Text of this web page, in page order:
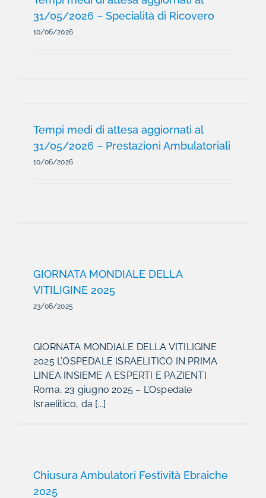
31/05/2026 – Specialità di Ricovero
10/06/2026
Tempi medi di attesa aggiornati al
31/05/2026 – Prestazioni Ambulatoriali
10/06/2026
GIORNATA MONDIALE DELLA
VITILIGINE 2025
23/06/2025
GIORNATA MONDIALE DELLA VITILIGINE
2025 L’OSPEDALE ISRAELITICO IN PRIMA
LINEA INSIEME A ESPERTI E PAZIENTI
Roma, 23 giugno 2025 – L’Ospedale
Israelitico, da [...]
Chiusura Ambulatori Festività Ebraiche
2025